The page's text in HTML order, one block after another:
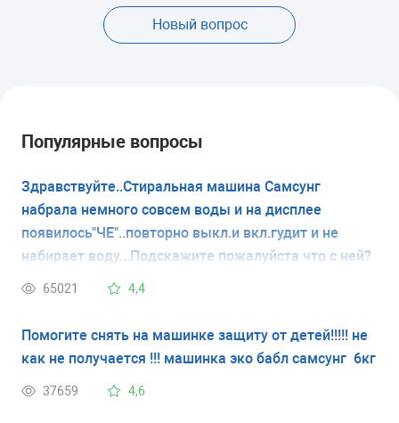
Новый вопрос
Популярные вопросы
Здравствуйте..Стиральная машина Самсунг
набрала немного совсем воды и на дисплее
появилось"ЧЕ"..повторно выкл.и вкл.гудит и не
набирает воду...Подскажите пожалуйста что с ней?
65021 4,4
Помогите снять на машинке защиту от детей!!!!! не
как не получается !!! машинка эко бабл самсунг 6кг
37659 4,6